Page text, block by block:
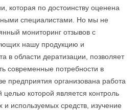
которая по достоинству оценена
специалистами. Но мы не
мониторинг отзывов с
нашу продукцию и
в области дератизации, позволяет
современные потребности в
предприятия организована работа
целью которой является контроль
и используемых средств, изучение